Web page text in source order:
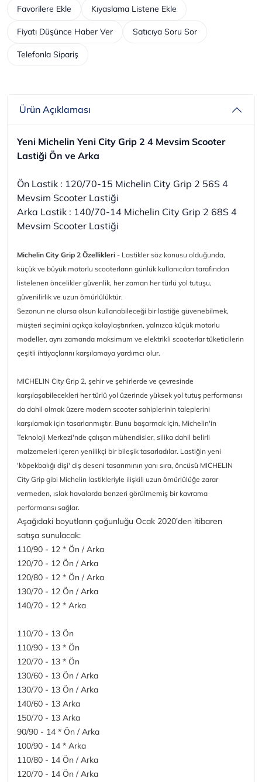
Telefonla Sipariş
Kıyaslama Listene Ekle
Favorilere Ekle
Fiyatı Düşünce Haber Ver Satıcıya Soru Sor
Ürün Açıklaması
Yeni Michelin Yeni City Grip 2 4 Mevsim Scooter
Lastiği Ön ve Arka
Ön Lastik : 120/70-15 Michelin City Grip 2 56S 4
Mevsim Scooter Lastiği
Arka Lastik : 140/70-14 Michelin City Grip 2 68S 4
Mevsim Scooter Lastiği
Michelin City Grip 2 Özellikleri - Lastikler söz konusu olduğunda,
küçük ve büyük motorlu scooterların günlük kullanıcıları tarafından
listelenen öncelikler güvenlik, her zaman her türlü yol tutuşu,
güvenilirlik ve uzun ömürlülüktür.
Sezonun ne olursa olsun kullanabileceği bir lastiğe güvenebilmek,
müşteri seçimini açıkça kolaylaştırırken, yalnızca küçük motorlu
modeller, aynı zamanda maksimum ve elektrikli scooterlar tüketicilerin
çeşitli ihtiyaçlarını karşılamaya yardımcı olur.
MICHELIN City Grip 2, şehir ve şehirlerde ve çevresinde
karşılaşabilecekleri her türlü yol üzerinde yüksek yol tutuş performansı
da dahil olmak üzere modern scooter sahiplerinin taleplerini
karşılamak için tasarlanmıştır. Bunu başarmak için, Michelin'in
Teknoloji Merkezi'nde çalışan mühendisler, silika dahil belirli
malzemeleri içeren yenilikçi bir bileşik tasarladılar. Lastiğin yeni
'köpekbalığı dişi' diş deseni tasarımının yanı sıra, öncüsü MICHELIN
City Grip gibi Michelin lastikleriyle ilişkili uzun ömürlülüğe zarar
vermeden, ıslak havalarda benzeri görülmemiş bir kavrama
performansı sağlar.
Aşağıdaki boyutların çoğunluğu Ocak 2020'den itibaren
satışa sunulacak:
110/90 - 12 * Ön / Arka
120/70 - 12 Ön / Arka
120/80 - 12 * Ön / Arka
130/70 - 12 Ön / Arka
140/70 - 12 * Arka
110/70 - 13 Ön
110/90 - 13 * Ön
120/70 - 13 * Ön
130/60 - 13 Ön / Arka
130/70 - 13 Ön / Arka
140/60 - 13 Arka
150/70 - 13 Arka
90/90 - 14 * Ön / Arka
100/90 - 14 * Arka
110/80 - 14 Ön / Arka
120/70 - 14 Ön / Arka